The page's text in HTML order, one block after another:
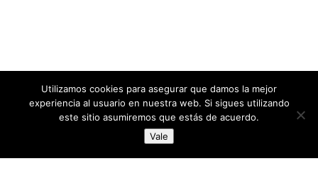
directoresdeseguridad.es
Diseñado por Centro Andaluz de Estudios y Entrenamiento
Utilizamos cookies para asegurar que damos la mejor
experiencia al usuario en nuestra web. Si sigues utilizando
este sitio asumiremos que estás de acuerdo.
Vale